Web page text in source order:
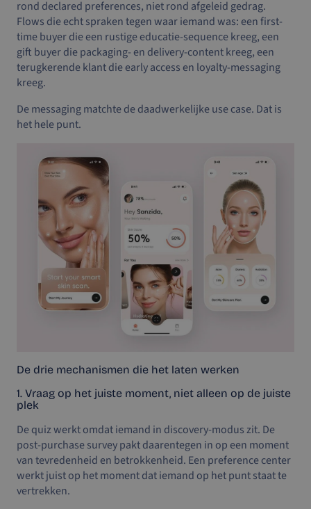
rond declared preferences, niet rond afgeleid gedrag.
Flows die echt spraken tegen waar iemand was: een first-
time buyer die een rustige educatie-sequence kreeg, een
gift buyer die packaging- en delivery-content kreeg, een
terugkerende klant die early access en loyalty-messaging
kreeg.
De messaging matchte de daadwerkelijke use case. Dat is
het hele punt.
De drie mechanismen die het laten werken
1. Vraag op het juiste moment, niet alleen op de juiste
plek
De quiz werkt omdat iemand in discovery-modus zit. De
post-purchase survey pakt daarentegen in op een moment
van tevredenheid en betrokkenheid. Een preference center
werkt juist op het moment dat iemand op het punt staat te
vertrekken.